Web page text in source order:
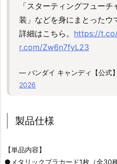
「スターティングフュー
装」などを身にまとったウ
詳細はこちら。 https://
r.com/Zw6n7fyL23
— バンダイ キャンディ【公式
2026
製品仕様
【単品内容】
●メタリックプラカード1枚（全30種